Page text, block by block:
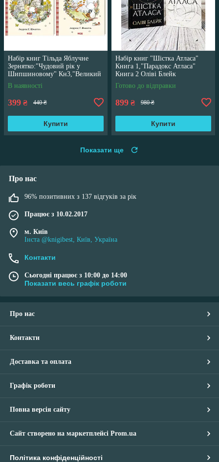
Набір книг Тільда Яблучне
Зернятко:"Чудовий рік у
Шипшиновому" Кн3,"Великий
переполох" Кн 4
В наявності
399 ₴ 440 ₴
Купити
Набір книг "Шістка Атласа"
Книга 1,"Парадокс Атласа"
Книга 2 Оліві Блейк
Готово до відправки
899 ₴ 980 ₴
Купити
Показати ще
Про нас
96% позитивних з 137 відгуків за рік
Працює з 10.02.2017
м. Київ
Інста @knigibest, Київ, Україна
Контакти
Сьогодні працює з 10:00 до 14:00
Показати весь графік роботи
Про нас
Контакти
Доставка та оплата
Графік роботи
Повна версія сайту
Сайт створено на маркетплейсі Prom.ua
Політика конфіденційності